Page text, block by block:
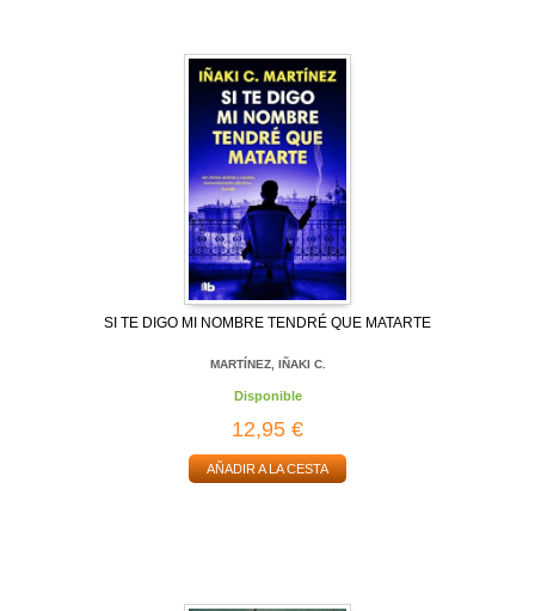
SI TE DIGO MI NOMBRE TENDRÉ QUE MATARTE
MARTÍNEZ, IÑAKI C.
Disponible
12,95 €
AÑADIR A LA CESTA